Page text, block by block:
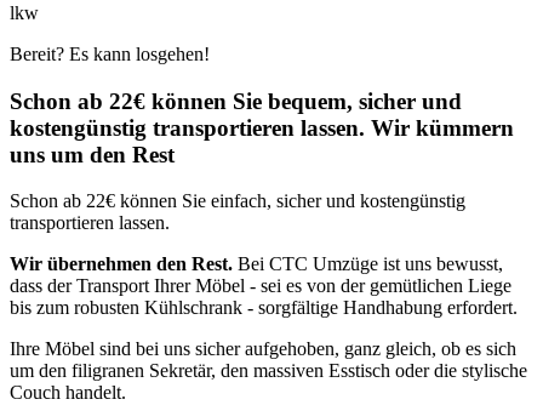
lkw
Bereit? Es kann losgehen!
Schon ab 22€ können Sie bequem, sicher und
kostengünstig transportieren lassen. Wir kümmern
uns um den Rest
Schon ab 22€ können Sie einfach, sicher und kostengünstig
transportieren lassen.
Wir übernehmen den Rest. Bei CTC Umzüge ist uns bewusst,
dass der Transport Ihrer Möbel - sei es von der gemütlichen Liege
bis zum robusten Kühlschrank - sorgfältige Handhabung erfordert.
Ihre Möbel sind bei uns sicher aufgehoben, ganz gleich, ob es sich
um den filigranen Sekretär, den massiven Esstisch oder die stylische
Couch handelt.